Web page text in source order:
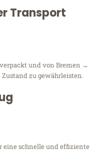
Transport
und von Bremen →
zu gewährleisten.
eine schnelle und effiziente